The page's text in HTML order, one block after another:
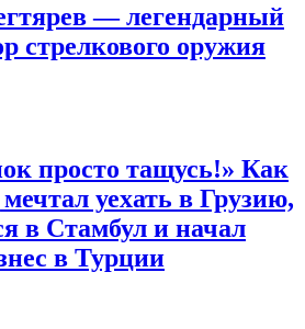
— легендарный
стрелкового оружия
просто тащусь!» Как
мечтал уехать в Грузию,
в Стамбул и начал
в Турции